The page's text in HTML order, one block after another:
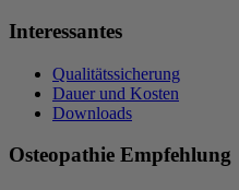
Interessantes
Qualitätssicherung
Dauer und Kosten
Downloads
Osteopathie Empfehlung